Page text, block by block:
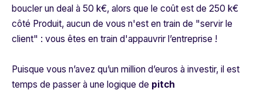
boucler un deal à 50 k€, alors que le coût est de 250 k€
côté Produit, aucun de vous n'est en train de "servir le
client" : vous êtes en train d'appauvrir l’entreprise !
Puisque vous n’avez qu’un million d’euros à investir, il est
temps de passer à une logique de pitch